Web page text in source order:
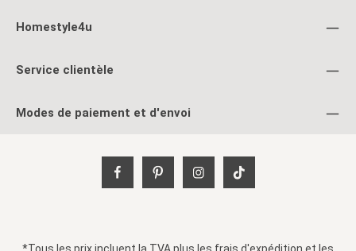
Homestyle4u
Service clientèle
Modes de paiement et d'envoi